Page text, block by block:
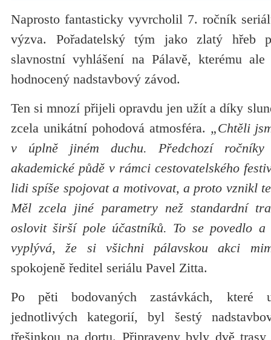
Naprosto fantasticky vyvrcholil 7. ročník
výzva. Pořadatelský tým jako zlatý hřeb
slavnostní vyhlášení na Pálavě, kterému ale
hodnocený nadstavbový závod.
Ten si mnozí přijeli opravdu jen užít a díky
zcela unikátní pohodová atmosféra. „Chtěli
v úplně jiném duchu. Předchozí
akademické půdě v rámci cestovatelského
lidi spíše spojovat a motivovat, a proto vznikl
Měl zcela jiné parametry než standardní
oslovit širší pole účastníků. To se povedlo a
vyplývá, že si všichni pálavskou akci
spokojeně ředitel seriálu Pavel Zitta.
Po pěti bodovaných zastávkách, které
jednotlivých kategorií, byl šestý
třešinkou na dortu. Připraveny byly dvě trasy